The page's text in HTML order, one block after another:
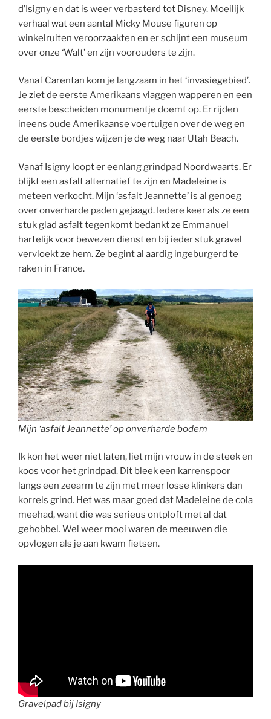
d’Isigny en dat is weer verbasterd tot Disney. Moeilijk
verhaal wat een aantal Micky Mouse figuren op
winkelruiten veroorzaakten en er schijnt een museum
over onze ‘Walt’ en zijn voorouders te zijn.
Vanaf Carentan kom je langzaam in het ‘invasiegebied’.
Je ziet de eerste Amerikaans vlaggen wapperen en een
eerste bescheiden monumentje doemt op. Er rijden
ineens oude Amerikaanse voertuigen over de weg en
de eerste bordjes wijzen je de weg naar Utah Beach.
Vanaf Isigny loopt er eenlang grindpad Noordwaarts. Er
blijkt een asfalt alternatief te zijn en Madeleine is
meteen verkocht. Mijn ‘asfalt Jeannette’ is al genoeg
over onverharde paden gejaagd. Iedere keer als ze een
stuk glad asfalt tegenkomt bedankt ze Emmanuel
hartelijk voor bewezen dienst en bij ieder stuk gravel
vervloekt ze hem. Ze begint al aardig ingeburgerd te
raken in France.
Mijn ‘asfalt Jeannette’ op onverharde bodem
Ik kon het weer niet laten, liet mijn vrouw in de steek en
koos voor het grindpad. Dit bleek een karrenspoor
langs een zeearm te zijn met meer losse klinkers dan
korrels grind. Het was maar goed dat Madeleine de cola
meehad, want die was serieus ontploft met al dat
gehobbel. Wel weer mooi waren de meeuwen die
opvlogen als je aan kwam fietsen.
Gravelpad bij Isigny